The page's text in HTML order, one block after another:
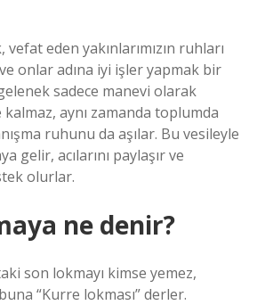
eden yakınlarımızın ruhları
onlar adına iyi işler yapmak bir
sadece manevi olarak
aynı zamanda toplumda
ruhunu da aşılar. Bu vesileyle
gelir, acılarını paylaşır ve
olurlar.
ne denir?
son lokmayı kimse yemez,
“Kurre lokması” derler.